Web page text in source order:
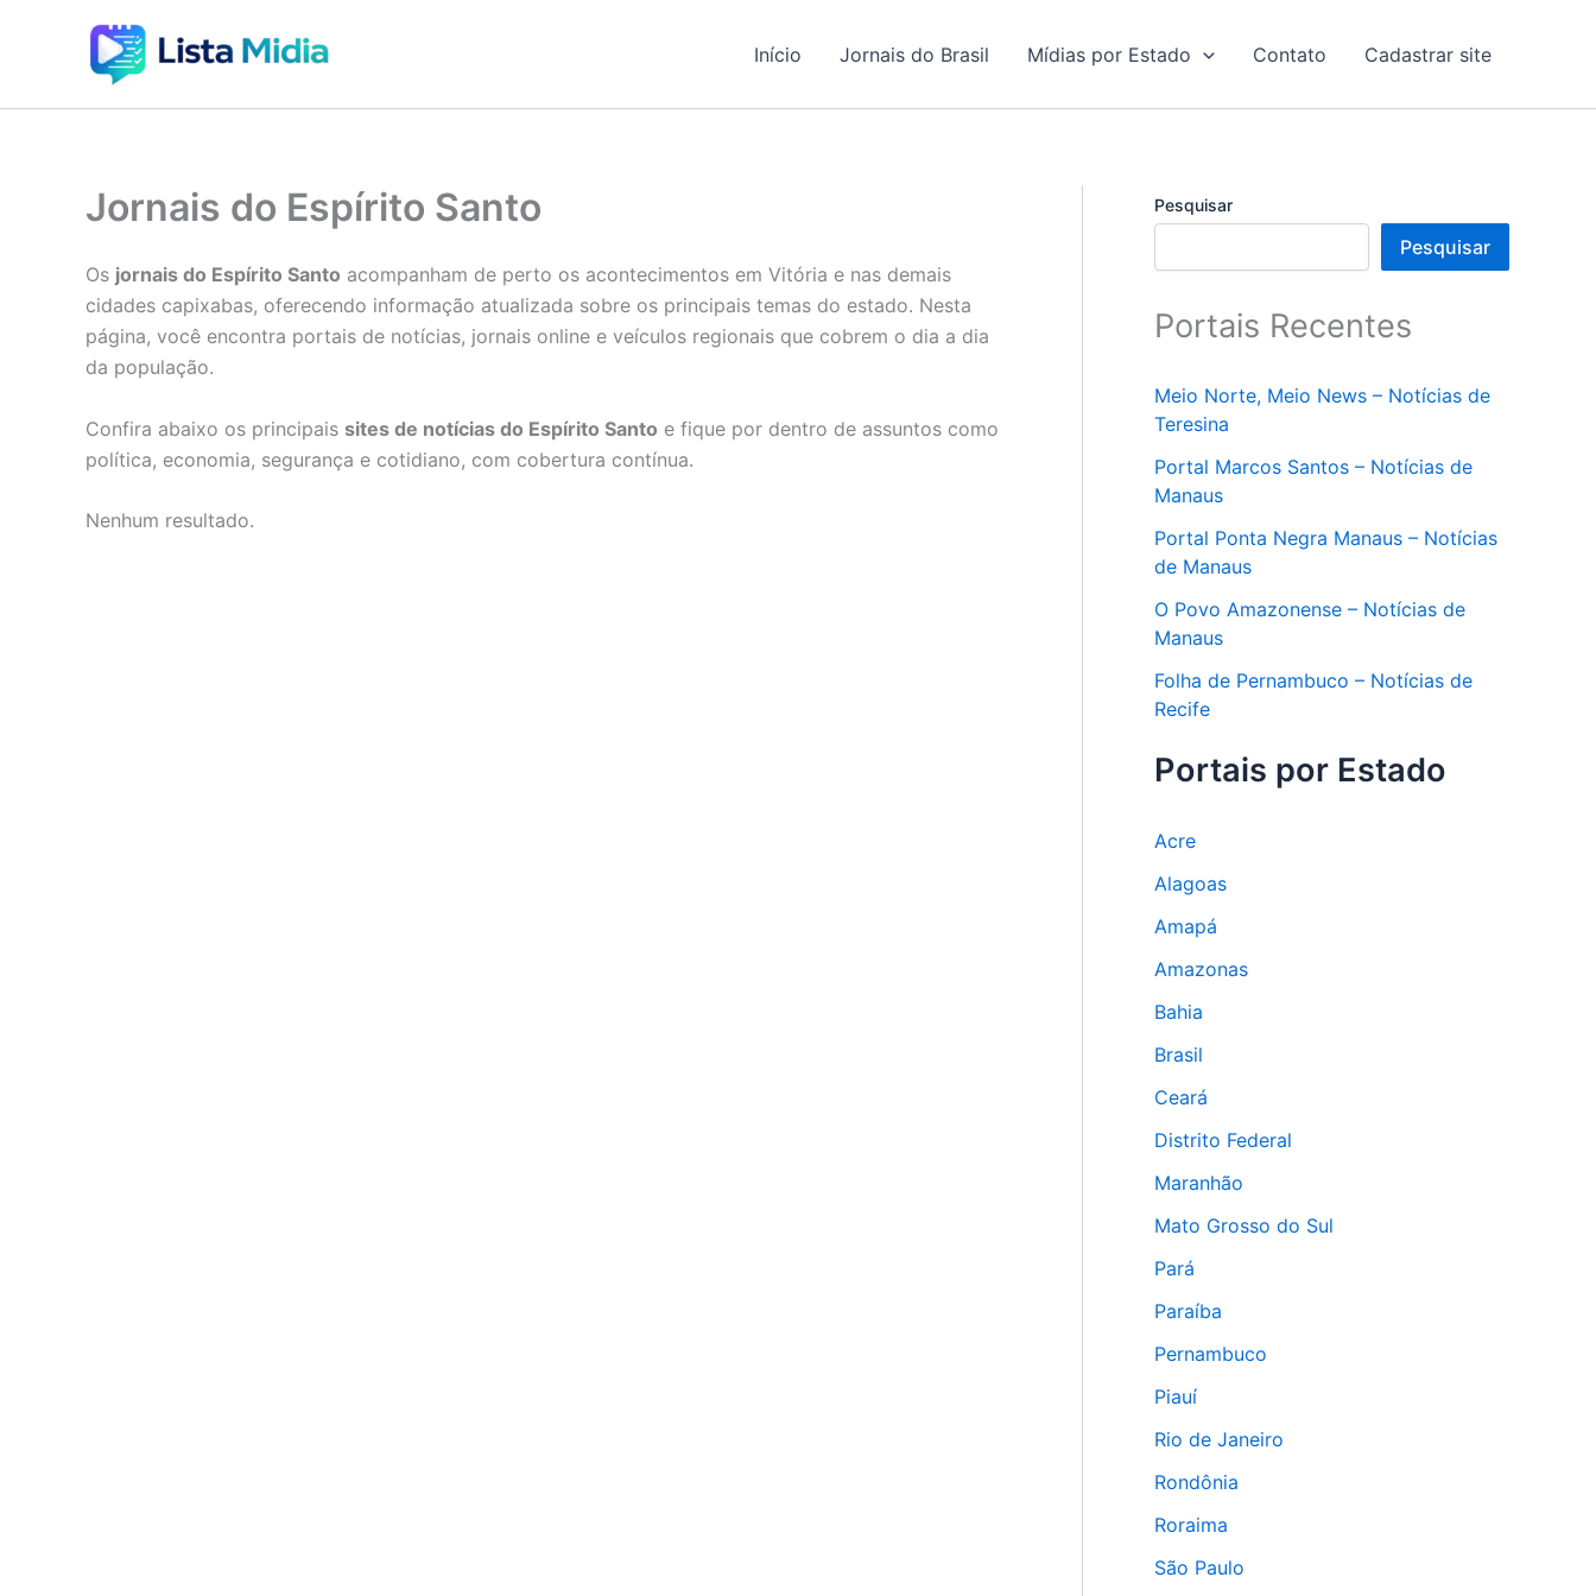
conteúdo
Início Jornais do Brasil Mídias por Estado Contato Cadastrar site
Jornais do Espírito Santo
Os jornais do Espírito Santo acompanham de perto os acontecimentos em Vitória e nas demais
cidades capixabas, oferecendo informação atualizada sobre os principais temas do estado. Nesta
página, você encontra portais de notícias, jornais online e veículos regionais que cobrem o dia a dia
da população.
Confira abaixo os principais sites de notícias do Espírito Santo e fique por dentro de assuntos como
política, economia, segurança e cotidiano, com cobertura contínua.
Nenhum resultado.
Pesquisar
Pesquisar
Portais Recentes
Meio Norte, Meio News – Notícias de
Teresina
Portal Marcos Santos – Notícias de
Manaus
Portal Ponta Negra Manaus – Notícias
de Manaus
O Povo Amazonense – Notícias de
Manaus
Folha de Pernambuco – Notícias de
Recife
Portais por Estado
Acre
Alagoas
Amapá
Amazonas
Bahia
Brasil
Ceará
Distrito Federal
Maranhão
Mato Grosso do Sul
Pará
Paraíba
Pernambuco
Piauí
Rio de Janeiro
Rondônia
Roraima
São Paulo